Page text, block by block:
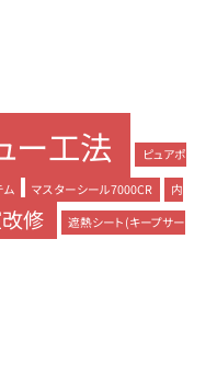
ー工法 ピュアポ
ム マスターシール7000CR
内
修
遮熱シート(キープサー